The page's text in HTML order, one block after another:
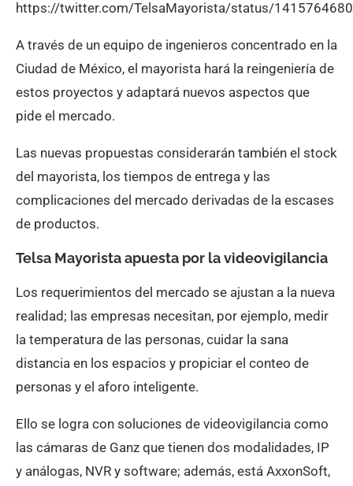
https://twitter.com/TelsaMayorista/status/
A través de un equipo de ingenieros concentrado en la
Ciudad de México, el mayorista hará la reingeniería de
estos proyectos y adaptará nuevos aspectos que
pide el mercado.
Las nuevas propuestas considerarán también el stock
del mayorista, los tiempos de entrega y las
complicaciones del mercado derivadas de la escases
de productos.
Telsa Mayorista apuesta por la videovigilancia
Los requerimientos del mercado se ajustan a la nueva
realidad; las empresas necesitan, por ejemplo, medir
la temperatura de las personas, cuidar la sana
distancia en los espacios y propiciar el conteo de
personas y el aforo inteligente.
Ello se logra con soluciones de videovigilancia como
las cámaras de Ganz que tienen dos modalidades, IP
y análogas, NVR y software; además, está AxxonSoft,